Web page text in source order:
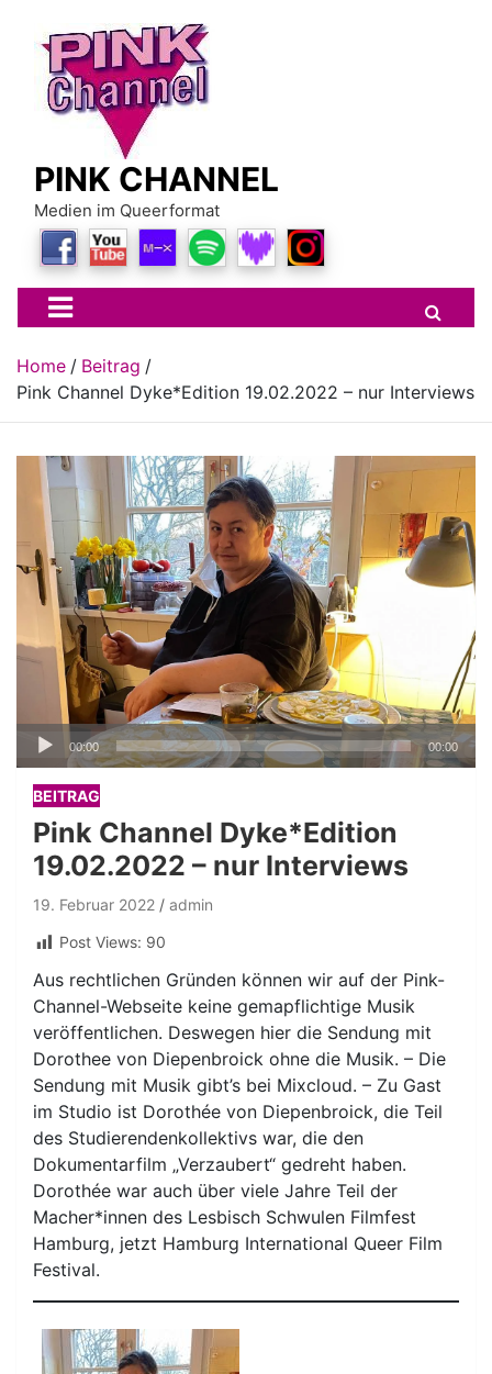
content
PINK CHANNEL
Medien im Queerformat
Home
Beitrag
Pink Channel Dyke*Edition 19.02.2022 – nur Interviews
Audio-
Player
00:00 00:00
BEITRAG
Pink Channel Dyke*Edition
19.02.2022 – nur Interviews
19. Februar 2022
admin
Post Views: 90
Aus rechtlichen Gründen können wir auf der Pink-
Channel-Webseite keine gemapflichtige Musik
veröffentlichen. Deswegen hier die Sendung mit
Dorothee von Diepenbroick ohne die Musik. – Die
Sendung mit Musik gibt’s bei Mixcloud. – Zu Gast
im Studio ist Dorothée von Diepenbroick, die Teil
des Studierendenkollektivs war, die den
Dokumentarfilm „Verzaubert“ gedreht haben.
Dorothée war auch über viele Jahre Teil der
Macher*innen des Lesbisch Schwulen Filmfest
Hamburg, jetzt Hamburg International Queer Film
Festival.